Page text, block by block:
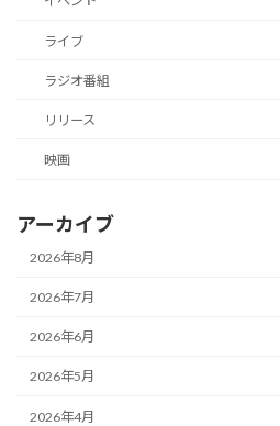
ライブ
ラジオ番組
リリース
映画
アーカイブ
2026年8月
2026年7月
2026年6月
2026年5月
2026年4月